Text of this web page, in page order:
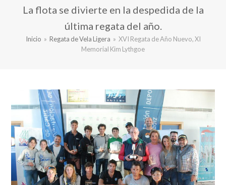
La flota se divierte en la despedida de la
última regata del año.
Inicio » Regata de Vela Ligera » XVI Regata de Año Nuevo, XI
Memorial Kim Lythgoe